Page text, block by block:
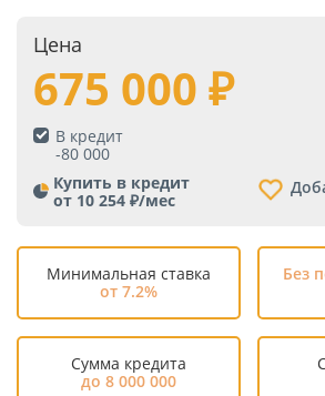
Цена
675 000
В кредит
-80 000
Купить в кредит
от 10 254 ₽/мес
Минимальная ставка
от 7.2%
Без
Сумма кредита
до 8 000 000